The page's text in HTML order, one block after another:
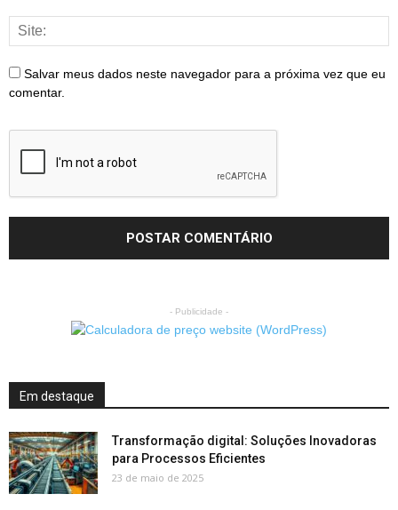
Salvar meus dados neste navegador para a próxima vez que eu
comentar.
- Publicidade -
Em destaque
Transformação digital: Soluções Inovadoras
para Processos Eficientes
23 de maio de 2025